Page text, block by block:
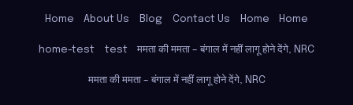
Home About Us Blog Contact Us Home Home
home-test test ममता की ममता – बंगाल में नहीं लागू होने देंगे, NRC
ममता की ममता – बंगाल में नहीं लागू होने देंगे, NRC